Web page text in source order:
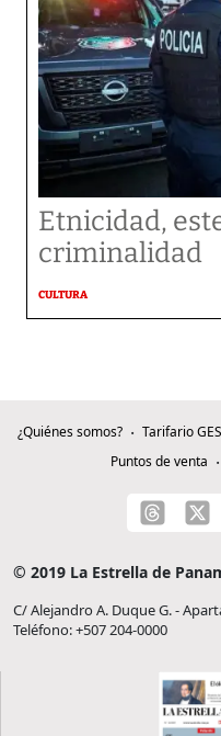
Etnicidad,
criminalidad
CULTURA
¿Quiénes somos? Tarifario
Puntos de venta
© 2019 La Estrella de
C/ Alejandro A. Duque G. -
Teléfono: +507 204-0000